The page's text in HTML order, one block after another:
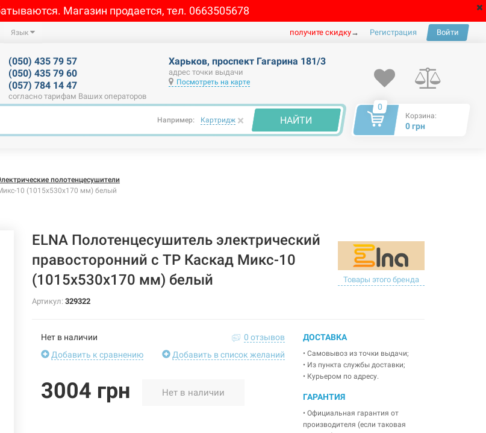
Магазин продается, тел. 0663505678
Язык получите скидку→ Регистрация Войти
(050) 435 79 57
(050) 435 79 60
(057) 784 14 47
согласно тарифам Ваших операторов
Харьков, проспект Гагарина 181/3
адрес точки выдачи
Посмотреть на карте
Например: Картридж × НАЙТИ
0
Корзина:
0 грн
полотенцесушители
10 (1015х530х170 мм) белый
ELNA Полотенцесушитель электрический
правосторонний с ТР Каскад Микс-10
(1015х530х170 мм) белый
Товары этого бренда
Артикул: 329322
Нет в наличии
0 отзывов
Добавить к сравнению
Добавить в список желаний
3004 грн Нет в наличии
ДОСТАВКА
• Самовывоз из точки выдачи;
• Из пункта службы доставки;
• Курьером по адресу.
ГАРАНТИЯ
• Официальная гарантия от
производителя (если таковая